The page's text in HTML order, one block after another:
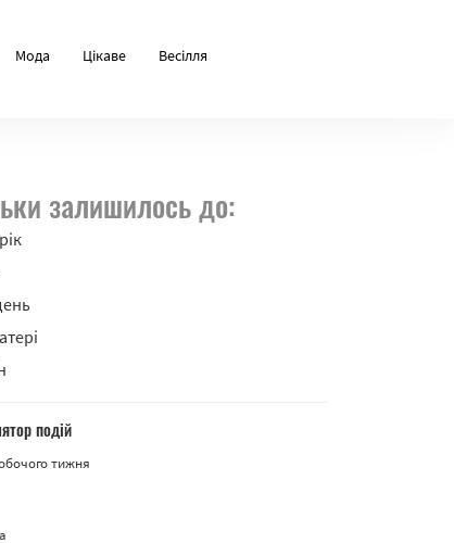
Мода Цікаве Весілля
залишилось до:
подій
тижня